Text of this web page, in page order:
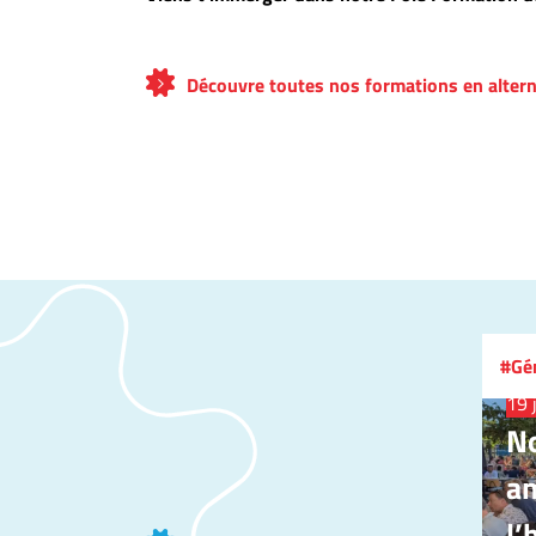
Découvre toutes nos formations en
19